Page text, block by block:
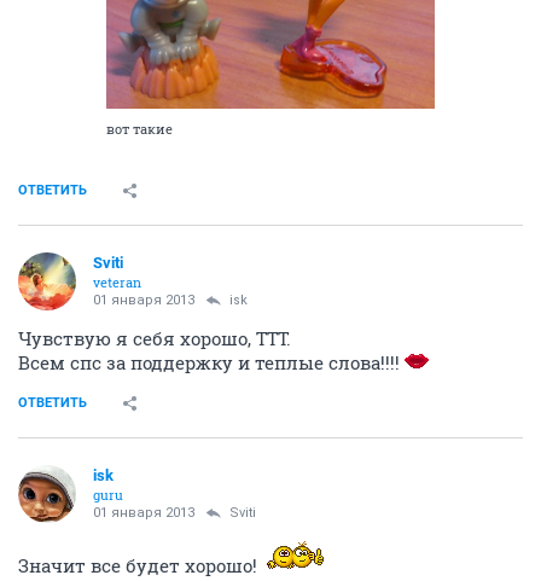
вот такие
ОТВЕТИТЬ
Sviti
veteran
01 января 2013 isk
Чувствую я себя хорошо, ТТТ.
Всем спс за поддержку и теплые слова!!!!
ОТВЕТИТЬ
isk
guru
01 января 2013 Sviti
Значит все будет хорошо!